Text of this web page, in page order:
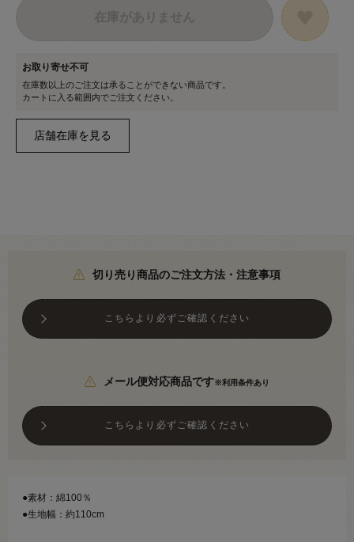
お取り寄せ不可
在庫数以上のご注文は承ることができない商品です。
カートに入る範囲内でご注文ください。
切り売り商品のご注文方法・注意事項
こちらより必ずご確認ください
メール便対応商品です※利用条件あり
こちらより必ずご確認ください
●素材：綿100％
●生地幅：約110cm